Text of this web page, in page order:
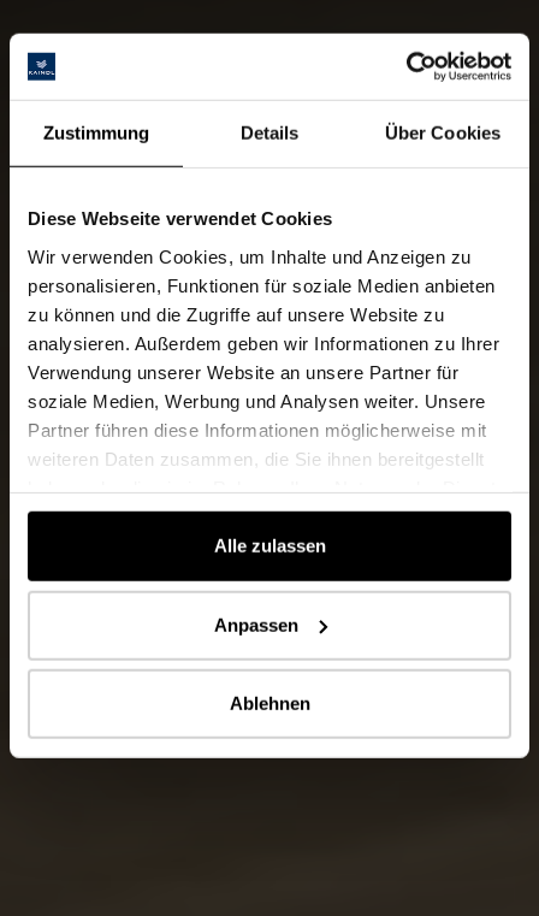
Zustimmung Details Über Cookies
Diese Webseite verwendet Cookies
Wir verwenden Cookies, um Inhalte und Anzeigen zu
personalisieren, Funktionen für soziale Medien anbieten
zu können und die Zugriffe auf unsere Website zu
analysieren. Außerdem geben wir Informationen zu Ihrer
Verwendung unserer Website an unsere Partner für
soziale Medien, Werbung und Analysen weiter. Unsere
Partner führen diese Informationen möglicherweise mit
weiteren Daten zusammen, die Sie ihnen bereitgestellt
gesammelt haben.
Alle zulassen
Anpassen
Ablehnen